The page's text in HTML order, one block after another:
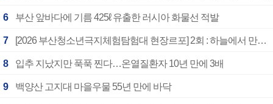
6 부산 앞바다에 기름 425ℓ 유출한 러시아 화물선 적발
7 [2026 부산청소년극지체험탐험대 현장르포] 2회 : 하늘에서 만난 얼음의 나라
8 입추 지났지만 푹푹 찐다…온열질환자 10년 만에 3배
9 백양산 고지대 마을우물 55년 만에 바닥